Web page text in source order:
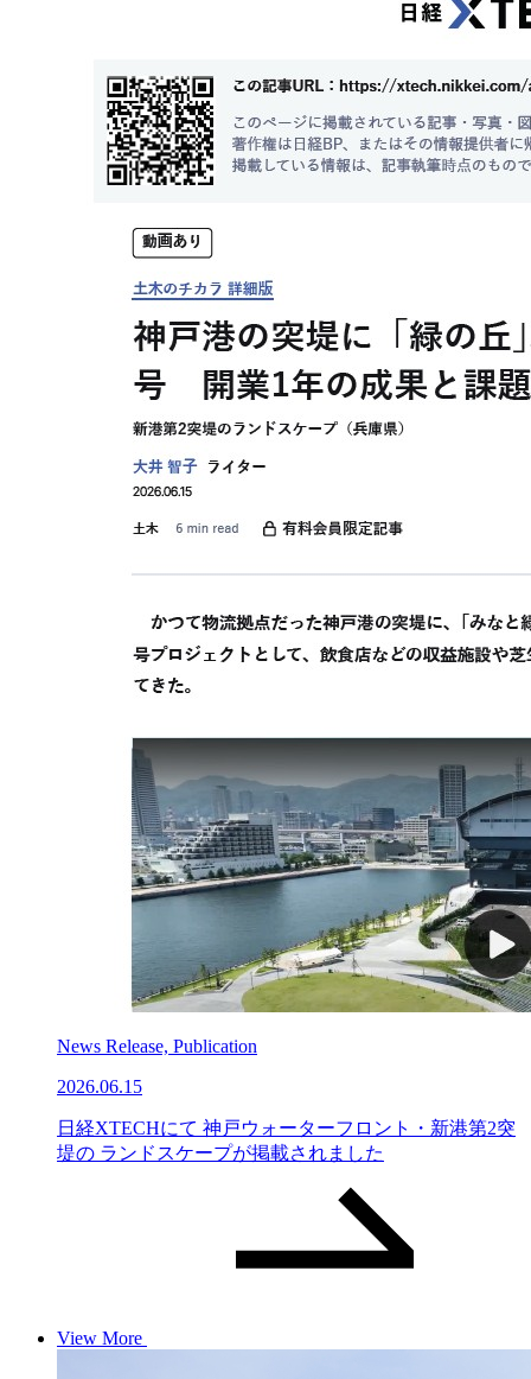
News Release, Publication
2026.06.15
日経XTECHにて 神戸ウォーターフロント・新港第2突
堤の ランドスケープが掲載されました
View More